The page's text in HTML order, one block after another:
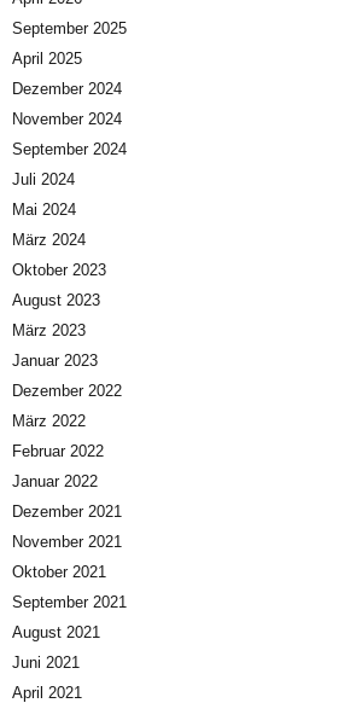
September 2025
April 2025
Dezember 2024
November 2024
September 2024
Juli 2024
Mai 2024
März 2024
Oktober 2023
August 2023
März 2023
Januar 2023
Dezember 2022
März 2022
Februar 2022
Januar 2022
Dezember 2021
November 2021
Oktober 2021
September 2021
August 2021
Juni 2021
April 2021